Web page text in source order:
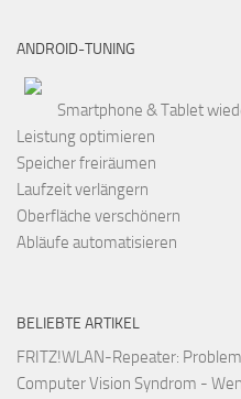
ANDROID-TUNING
Smartphone & Tablet
Leistung optimieren
Speicher freiräumen
Laufzeit verlängern
Oberfläche verschönern
Abläufe automatisieren
BELIEBTE ARTIKEL
FRITZ!WLAN-Repeater:
Computer Vision Syndrom -